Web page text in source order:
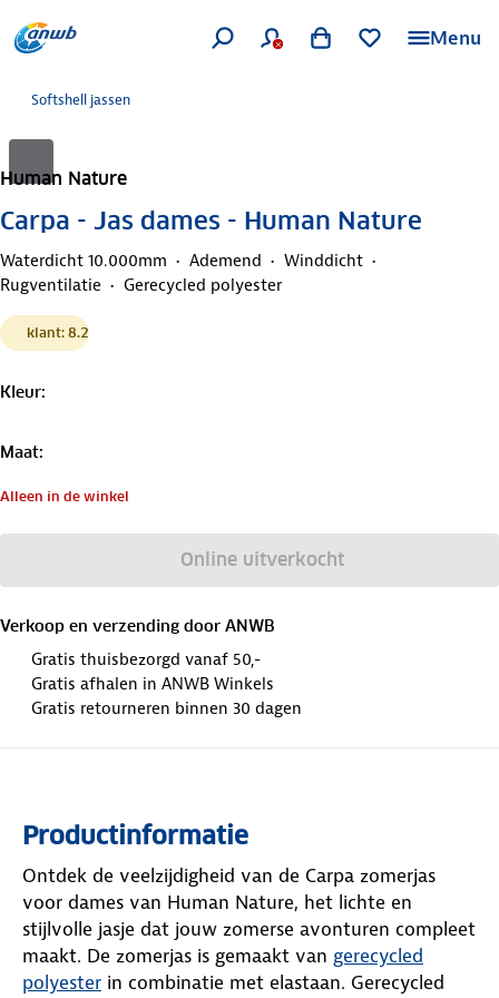
Menu
Softshell jassen
Human Nature
Carpa - Jas dames - Human Nature
Waterdicht 10.000mm Ademend
Winddicht
Rugventilatie
Gerecycled polyester
klant: 8.2
Kleur:
Maat:
Alleen in de winkel
Online uitverkocht
Verkoop en verzending door ANWB
Gratis thuisbezorgd vanaf 50,-
Gratis afhalen in ANWB Winkels
Gratis retourneren binnen 30 dagen
Productinformatie
Ontdek de veelzijdigheid van de Carpa zomerjas
voor dames van Human Nature, het lichte en
stijlvolle jasje dat jouw zomerse avonturen compleet
maakt. De zomerjas is gemaakt van gerecycled
polyester in combinatie met elastaan. Gerecycled